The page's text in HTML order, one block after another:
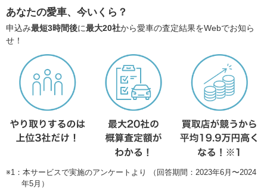
あなたの愛車、今いくら？
申込み最短3時間後に最大20社から愛車の査定結果をWebでお知ら
せ！
※1：本サービスで実施のアンケートより （回答期間：2023年6月〜2024
年5月）